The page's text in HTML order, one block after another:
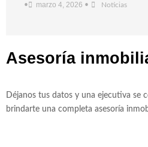
• marzo 4, 2026 • Noticias
Asesoría
Déjanos tus datos y una ejecutiva se
brindarte una completa asesoría